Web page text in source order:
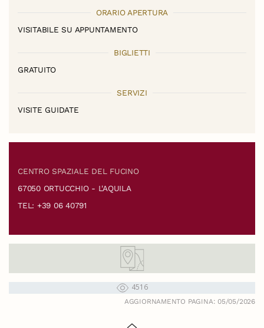
ORARIO APERTURA
VISITABILE SU APPUNTAMENTO
BIGLIETTI
GRATUITO
SERVIZI
VISITE GUIDATE
CENTRO SPAZIALE DEL FUCINO
67050 ORTUCCHIO - L'AQUILA
TEL: +39 06 40791
4516
AGGIORNAMENTO PAGINA: 05/05/2026